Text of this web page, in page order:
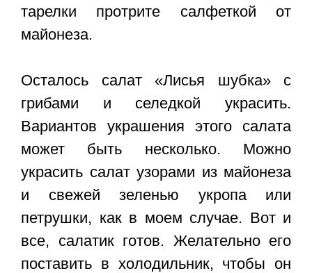
тарелки протрите салфеткой от
майонеза.
Осталось салат «Лисья шубка» с
грибами и селедкой украсить.
Вариантов украшения этого салата
может быть несколько. Можно
украсить салат узорами из майонеза
и свежей зеленью укропа или
петрушки, как в моем случае. Вот и
все, салатик готов. Желательно его
поставить в холодильник, чтобы он